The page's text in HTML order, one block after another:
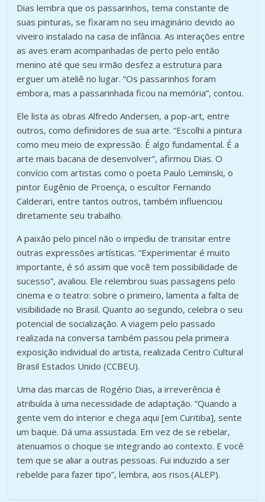
Dias lembra que os passarinhos, tema constante de
suas pinturas, se fixaram no seu imaginário devido ao
viveiro instalado na casa de infância. As interações entre
as aves eram acompanhadas de perto pelo então
menino até que seu irmão desfez a estrutura para
erguer um ateliê no lugar. “Os passarinhos foram
embora, mas a passarinhada ficou na memória”, contou.
Ele lista as obras Alfredo Andersen, a pop-art, entre
outros, como definidores de sua arte. “Escolhi a pintura
como meu meio de expressão. É algo fundamental. É a
arte mais bacana de desenvolver”, afirmou Dias. O
convício com artistas como o poeta Paulo Leminski, o
pintor Eugênio de Proença, o escultor Fernando
Calderari, entre tantos outros, também influenciou
diretamente seu trabalho.
A paixão pelo pincel não o impediu de transitar entre
outras expressões artísticas. “Experimentar é muito
importante, é só assim que você tem possibilidade de
sucesso”, avaliou. Ele relembrou suas passagens pelo
cinema e o teatro: sobre o primeiro, lamenta a falta de
visibilidade no Brasil. Quanto ao segundo, celebra o seu
potencial de socialização. A viagem pelo passado
realizada na conversa também passou pela primeira
exposição individual do artista, realizada Centro Cultural
Brasil Estados Unido (CCBEU).
Uma das marcas de Rogério Dias, a irreverência é
atribuída à uma necessidade de adaptação. “Quando a
gente vem do interior e chega aqui [em Curitiba], sente
um baque. Dá uma assustada. Em vez de se rebelar,
atenuamos o choque se integrando ao contexto. E você
tem que se aliar a outras pessoas. Fui induzido a ser
rebelde para fazer tipo”, lembra, aos risos.(ALEP).